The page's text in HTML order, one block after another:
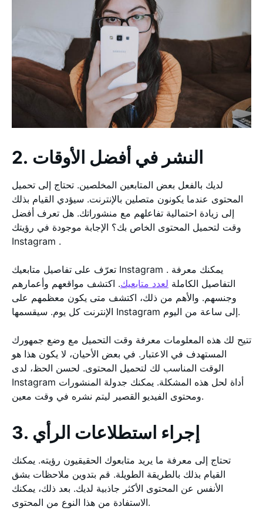
2. النشر في أفضل الأوقات
لديك بالفعل بعض المتابعين المخلصين. تحتاج إلى تحميل
المحتوى عندما يكونون متصلين بالإنترنت. سيؤدي القيام بذلك
إلى زيادة احتمالية تفاعلهم مع منشوراتك. هل تعرف أفضل
وقت لتحميل المحتوى الخاص بك؟ الإجابة موجودة في رؤيتك
Instagram .
تعرّف على تفاصيل متابعيك Instagram . يمكنك معرفة
التفاصيل الكاملة لعدد متابعيك. اكتشف مواقعهم وأعمارهم
وجنسهم. والأهم من ذلك، اكتشف متى يكون معظمهم على
الإنترنت كل يوم. سيقسمها Instagram إلى ساعة من اليوم.
تتيح لك هذه المعلومات معرفة وقت التحميل مع وضع جمهورك
المستهدف في الاعتبار. في بعض الأحيان، لا يكون هذا هو
الوقت المناسب لك لتحميل المحتوى. لحسن الحظ، لدى
Instagram أداة لحل هذه المشكلة. يمكنك جدولة المنشورات
ومحتوى الفيديو القصير ليتم نشره في وقت معين.
3. إجراء استطلاعات الرأي
تحتاج إلى معرفة ما يريد متابعوك الحقيقيون رؤيته. يمكنك
القيام بذلك بالطريقة الطويلة. قم بتدوين ملاحظات بشق
الأنفس عن المحتوى الأكثر جاذبية لديك. بعد ذلك، يمكنك
الاستفادة من هذا النوع من المحتوى.